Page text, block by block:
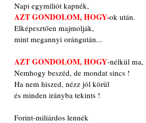
Napi egymiliót kapnék,
AZT GONDOLOM, HOGY-ok után.
Elképesztően majmolják,
mint megannyi orángután...
AZT GONDOLOM, HOGY-nélkül ma,
Nemhogy beszéd, de mondat sincs !
Ha nem hiszed, nézz jól körül
és minden irányba tekints !
Forint-miliárdos lennék